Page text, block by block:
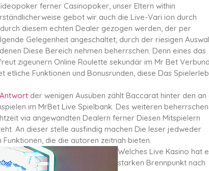
ferner Casinopoker, unser Eltern within
gebot wir auch die Live-Vari ion durch
diesem echten Dealer gezogen werden, der per
Gelegenheit angeschaltet, durch der riesigen
Diese Bereich nehmen beherrschen. Denn eines das
zigeunern Online Roulette sekundär im Mr Bet
Funktionen und Bonusrunden, diese Das
der wenigen Ausüben zählt Baccarat hinter den an
im MrBet Live Spielbank. Des weiteren beherrschen
via angewandten Dealern ferner Diesen Mitspielern
An dieser stelle ausfindig machen Die leser jedweder
die die autoren zeitnah bieten.
Welches Live Kasino hat
starken Brennpunkt nach